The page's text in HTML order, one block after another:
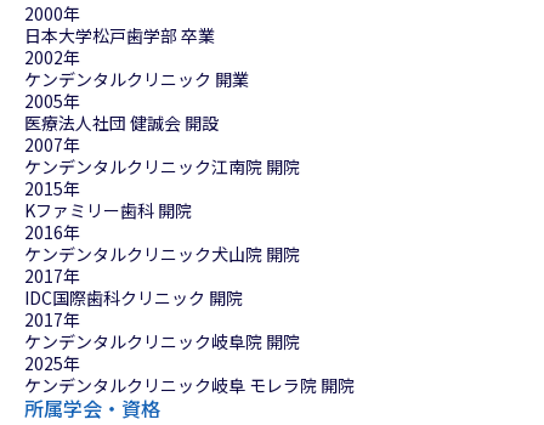
2000年
日本大学松戸歯学部 卒業
2002年
ケンデンタルクリニック 開業
2005年
医療法人社団 健誠会 開設
2007年
ケンデンタルクリニック江南院 開院
2015年
Kファミリー歯科 開院
2016年
ケンデンタルクリニック犬山院 開院
2017年
IDC国際歯科クリニック 開院
2017年
ケンデンタルクリニック岐阜院 開院
2025年
ケンデンタルクリニック岐阜 モレラ院 開院
所属学会・資格